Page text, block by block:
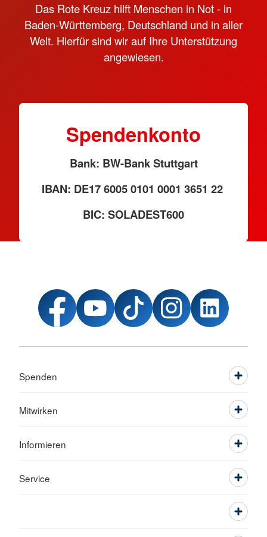
Das Rote Kreuz hilft Menschen in Not - in
Baden-Württemberg, Deutschland und in aller
Welt. Hierfür sind wir auf Ihre Unterstützung
angewiesen.
Spendenkonto
Bank: BW-Bank Stuttgart
IBAN: DE17 6005 0101 0001 3651 22
BIC: SOLADEST600
Spenden
Mitwirken
Informieren
Service